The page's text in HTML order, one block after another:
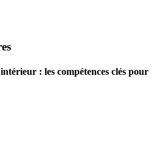
: les compétences clés pour